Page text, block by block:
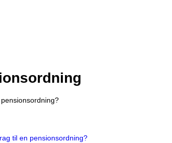
til en pensionsordning?